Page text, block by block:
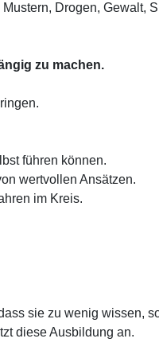
Drogen, Gewalt,
zu machen.
führen können.
wertvollen Ansätzen.
im Kreis.
sie zu wenig wissen,
diese Ausbildung an.